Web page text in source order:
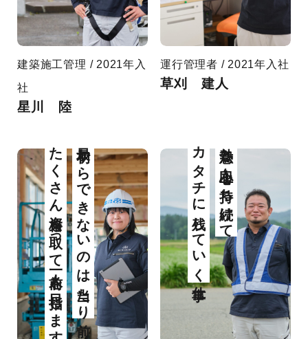
建築施工管理 / 2021年入
社
星川 陸
運行管理者 / 2021年入社
草刈 建人
最初からできないのは当たり前
たくさん資格を取って一人前を目指します 熱意と向上心を持ち続けて
カタチに残していく仕事